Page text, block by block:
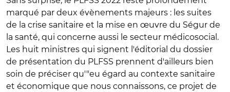
marqué par deux évènements majeurs : les suites
de la crise sanitaire et la mise en œuvre du Ségur de
la santé, qui concerne aussi le secteur médicosocial.
Les huit ministres qui signent l'éditorial du dossier
de présentation du PLFSS prennent d'ailleurs bien
soin de préciser qu'"eu égard au contexte sanitaire
et économique que nous connaissons, ce projet de